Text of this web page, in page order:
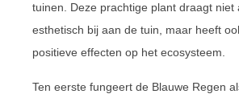
tuinen. Deze prachtige plant draagt niet
esthetisch bij aan de tuin, maar heeft
positieve effecten op het ecosysteem.
Ten eerste fungeert de Blauwe Regen